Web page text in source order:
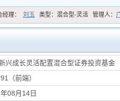
经理： 刘玉 类型： 混合型-灵活 管理人：
兴成长灵活配置混合型证券投资基金
（前端）
08月14日